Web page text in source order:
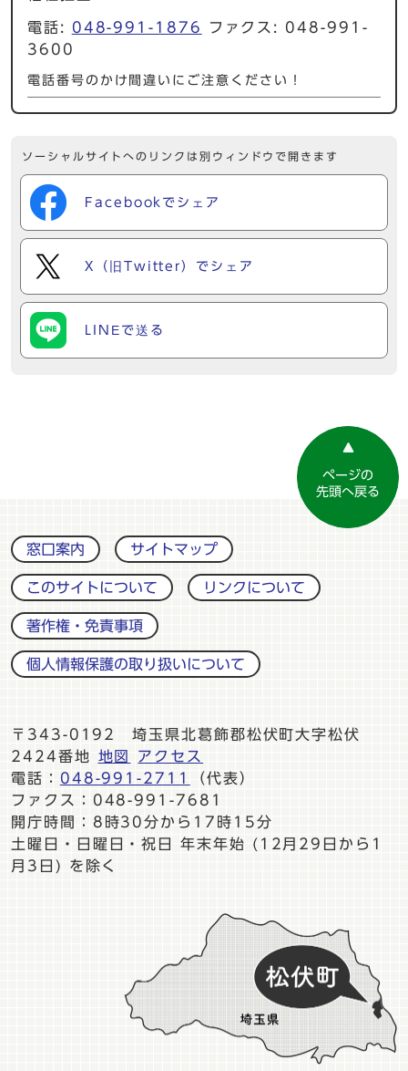
電話: 048-991-1876
ファクス: 048-991-
3600
電話番号のかけ間違いにご注意ください！
ソーシャルサイトへのリンクは別ウィンドウで開きます
Facebookでシェア
X（旧Twitter）でシェア
LINEで送る
ページの
先頭へ戻る
窓口案内 サイトマップ
このサイトについて リンクについて
著作権・免責事項
個人情報保護の取り扱いについて
〒343-0192 埼玉県北葛飾郡松伏町大字松伏
2424番地
地図
アクセス
電話： 048-991-2711
（代表）
ファクス：048-991-7681
開庁時間：8時30分から17時15分
土曜日・日曜日・祝日 年末年始 (12月29日から1
月3日) を除く